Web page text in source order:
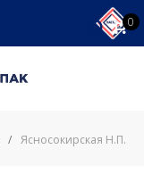
0
/ Ясносокирская Н.П.